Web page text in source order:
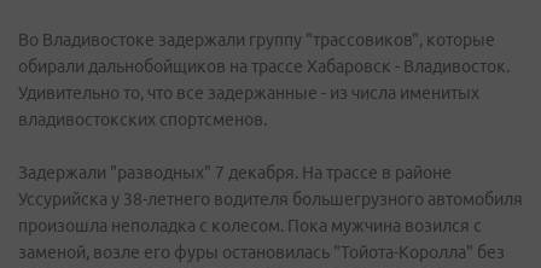
Во Владивостоке задержали группу "трассовиков", которые
обирали дальнобойщиков на трассе Хабаровск - Владивосток.
Удивительно то, что все задержанные - из числа именитых
владивостокских спортсменов.
Задержали "разводных" 7 декабря. На трассе в районе
Уссурийска у 38-летнего водителя большегрузного автомобиля
произошла неполадка с колесом. Пока мужчина возился с
заменой, возле его фуры остановилась "Тойота-Королла" без